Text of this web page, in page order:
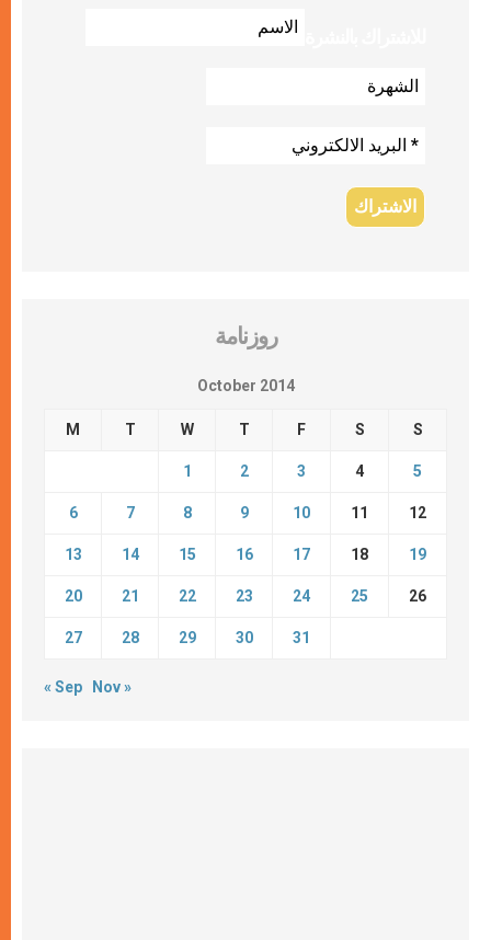
روزنامة
October 2014
M T W T F S S
1 2 3 4 5
6 7 8 9 10 11 12
13 14 15 16 17 18 19
20 21 22 23 24 25 26
27 28 29 30 31
« Sep Nov »